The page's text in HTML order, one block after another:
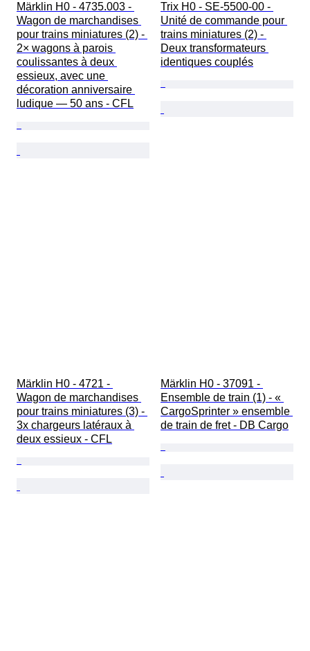
Märklin H0 - 4735.003 -
Wagon de marchandises
pour trains miniatures (2) -
2× wagons à parois
coulissantes à deux
essieux, avec une
décoration anniversaire
ludique — 50 ans - CFL
Trix H0 - SE-5500-00 -
Unité de commande pour
trains miniatures (2) -
Deux transformateurs
identiques couplés
Märklin H0 - 4721 -
Wagon de marchandises
pour trains miniatures (3) -
3x chargeurs latéraux à
deux essieux - CFL
Märklin H0 - 37091 -
Ensemble de train (1) - «
CargoSprinter » ensemble
de train de fret - DB Cargo